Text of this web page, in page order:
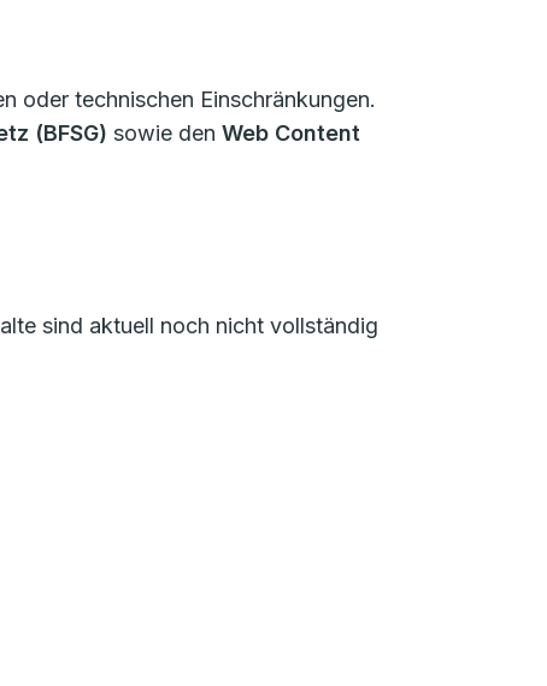
oder technischen Einschränkungen.
(BFSG) sowie den Web Content
sind aktuell noch nicht vollständig